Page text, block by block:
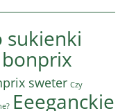
sukienki
bonprix
sweter Czy
Eeeganckie